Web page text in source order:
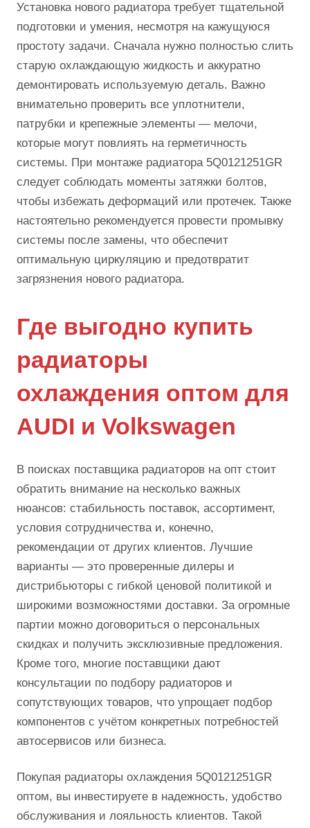
Установка нового радиатора требует тщательной
подготовки и умения, несмотря на кажущуюся
простоту задачи. Сначала нужно полностью слить
старую охлаждающую жидкость и аккуратно
демонтировать используемую деталь. Важно
внимательно проверить все уплотнители,
патрубки и крепежные элементы — мелочи,
которые могут повлиять на герметичность
системы. При монтаже радиатора 5Q0121251GR
следует соблюдать моменты затяжки болтов,
чтобы избежать деформаций или протечек. Также
настоятельно рекомендуется провести промывку
системы после замены, что обеспечит
оптимальную циркуляцию и предотвратит
загрязнения нового радиатора.
Где выгодно купить
радиаторы
охлаждения оптом для
AUDI и Volkswagen
В поисках поставщика радиаторов на опт стоит
обратить внимание на несколько важных
нюансов: стабильность поставок, ассортимент,
условия сотрудничества и, конечно,
рекомендации от других клиентов. Лучшие
варианты — это проверенные дилеры и
дистрибьюторы с гибкой ценовой политикой и
широкими возможностями доставки. За огромные
партии можно договориться о персональных
скидках и получить эксклюзивные предложения.
Кроме того, многие поставщики дают
консультации по подбору радиаторов и
сопутствующих товаров, что упрощает подбор
компонентов с учётом конкретных потребностей
автосервисов или бизнеса.
Покупая радиаторы охлаждения 5Q0121251GR
оптом, вы инвестируете в надежность, удобство
обслуживания и лояльность клиентов. Такой